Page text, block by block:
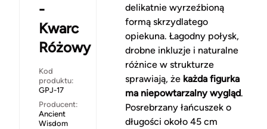
-
Kwarc
Różowy
Kod
produktu:
GPJ-17
Producent:
Ancient
Wisdom
delikatnie wyrzeźbioną
formą skrzydlatego
opiekuna. Łagodny połysk,
drobne inkluzje i naturalne
różnice w strukturze
sprawiają, że każda figurka
ma niepowtarzalny wygląd.
Posrebrzany łańcuszek o
długości około 45 cm